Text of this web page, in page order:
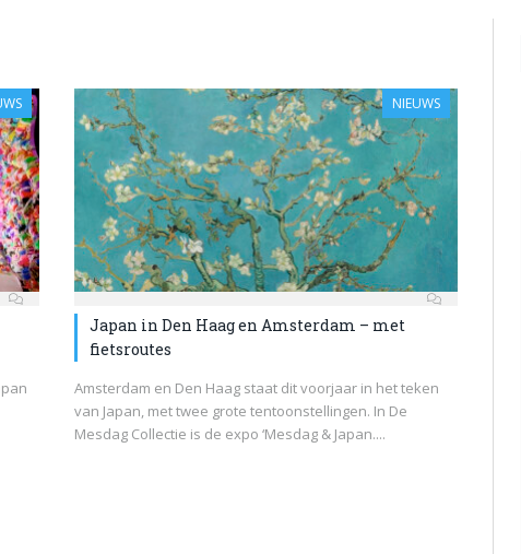
NIEUWS
Japan in Den Haag en Amsterdam – met
fietsroutes
Amsterdam en Den Haag staat dit voorjaar in het teken
van Japan, met twee grote tentoonstellingen. In De
Mesdag Collectie is de expo ‘Mesdag & Japan....